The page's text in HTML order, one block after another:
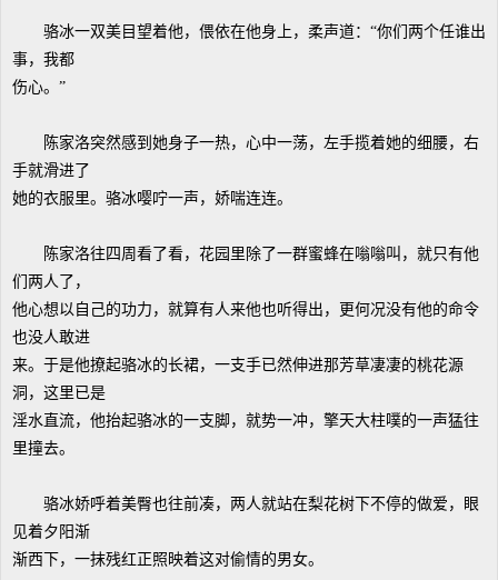
骆冰一双美目望着他，偎依在他身上，柔声道：“你们两个任谁出
事，我都
伤心。”
陈家洛突然感到她身子一热，心中一荡，左手揽着她的细腰，右
手就滑进了
她的衣服里。骆冰嘤咛一声，娇喘连连。
陈家洛往四周看了看，花园里除了一群蜜蜂在嗡嗡叫，就只有他
们两人了，
他心想以自己的功力，就算有人来他也听得出，更何况没有他的命令
也没人敢进
来。于是他撩起骆冰的长裙，一支手已然伸进那芳草凄凄的桃花源
洞，这里已是
淫水直流，他抬起骆冰的一支脚，就势一冲，擎天大柱噗的一声猛往
里撞去。
骆冰娇呼着美臀也往前凑，两人就站在梨花树下不停的做爱，眼
见着夕阳渐
渐西下，一抹残红正照映着这对偷情的男女。